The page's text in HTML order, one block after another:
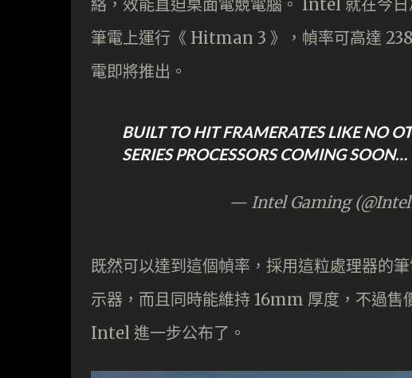
絡，效能直迫桌面電競電腦。 Intel 就在今
筆電上運行《 Hitman 3 》，幀率可高達
電即將推出。
BUILT TO HIT FRAMERATES LIKE NO
SERIES PROCESSORS COMING SOON…
— Intel Gaming
既然可以達到這個幀率，採用這粒處理器的
示器，而且同時能維持 16mm 厚度，不過
Intel 進一步公布了。